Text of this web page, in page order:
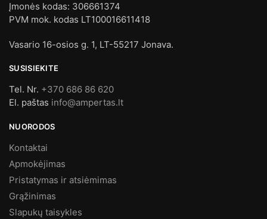
Įmonės kodas: 306661374
PVM mok. kodas LT100016611418
Vasario 16-osios g. 1, LT-55217 Jonava.
SUSISIEKITE
Tel. Nr. +370 686 86 620
El. paštas info@ampertas.lt
NUORODOS
Kontaktai
Apmokėjimas
Pristatymas ir atsiėmimas
Grąžinimas
Slapukų taisykles